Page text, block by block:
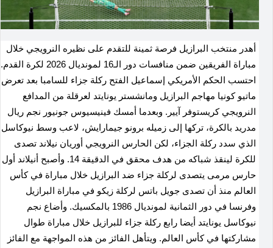
أهدر منتخب البرازيل فرصة ثمينة للتقدم على نظيره النرويجي خلال
مباراة الفريقين ضمن منافسات دور الـ16 لمونديال 2026 لكرة القدم.
احتسب الحكم الأمريكي إسماعيل الفتح ركلة جزاء للسامبا بعد تعرض
ماتيو كونيا مهاجم البرازيل ومانشستر يونايتد لعرقلة من المدافع
النرويجي كريستوفر آيير. وبعدما أمسك فينيسيوس جونيور نجم ريال
مدريد بالكرة، تركها إلى زميله برونو جيمارايش، لاعب وسط نيوكاسل
الذي سدد ركلة الجزاء، لكن الحارس النرويجي أوريان نيلاند تصدى
للكرة لينقذ شباكه من هدف محقق في الدقيقة 14. وأصبح أنيلاند أول
حارس مرمى يتصدى لركلة جزاء ضد البرازيل خلال مباراة في كأس
العالم منذ أن تصدى جويل باتس لركلة زيكو في مباراة البرازيل
وفرنسا في دور الثمانية لمونديال 1986 بالمكسيك. وأضاع نجم
نيوكاسل يونايتد أيضا رابع ركلة جزاء للبرازيل خلال مباراة طوال
مشاركتها في كأس العالم. ويتأهل الفائز من هذه المواجهة مع الفائز